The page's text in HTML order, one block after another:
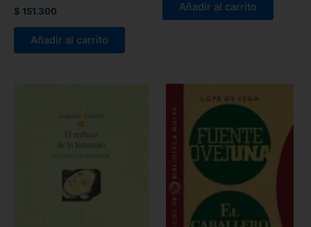
$ 151.300
Añadir al carrito
Añadir al carrito